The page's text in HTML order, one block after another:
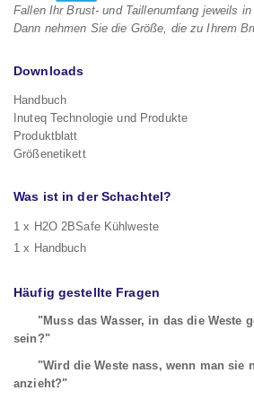
Fallen Ihr Brust- und Taillenumfang jeweils
Dann nehmen Sie die Größe, die zu Ihrem
Downloads
Handbuch
Inuteq Technologie und Produkte
Produktblatt
Größenetikett
Was ist in der Schachtel?
1 x H2O 2BSafe Kühlweste
1 x Handbuch
Häufig gestellte Fragen
"Muss das Wasser, in das die Weste
sein?"
"Wird die Weste nass, wenn man sie
anzieht?"